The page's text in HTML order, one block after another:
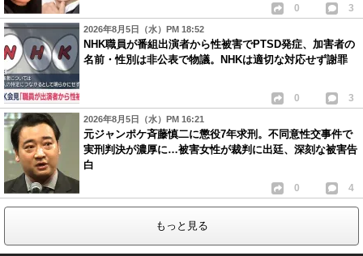
0 3
2026年8月5日（水）PM 18:52
NHK職員が番組出演者から性被害でPTSD発症、加害者の
名前・性別は非公表で物議。NHKは適切な対応せず謝罪
0 3
2026年8月5日（水）PM 16:21
元ジャンポケ斉藤慎二に懲役7年求刑。不同意性交事件で
実刑判決が濃厚に…被害女性が裁判に出廷、深刻な被害告
白
0 4
もっと見る